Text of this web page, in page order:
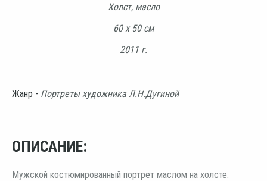
Холст, масло
60 х 50 см
2011 г.
Жанр - Портреты художника Л.Н.Дугиной
ОПИСАНИЕ:
Мужской костюмированный портрет маслом на холсте.